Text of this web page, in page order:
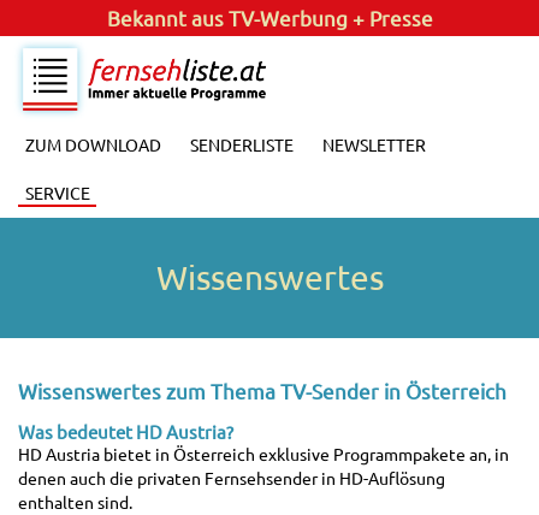
Bekannt ausTV-Werbung + Presse
ZUM DOWNLOAD SENDERLISTE NEWSLETTER
SERVICE
Wissenswertes
Wissenswertes zum Thema TV-Sender in Österreich
Was bedeutet HD Austria?
HD Austria bietet in Österreich exklusive Programmpakete an, in
denen auch die privaten Fernsehsender in HD-Auflösung
enthalten sind.